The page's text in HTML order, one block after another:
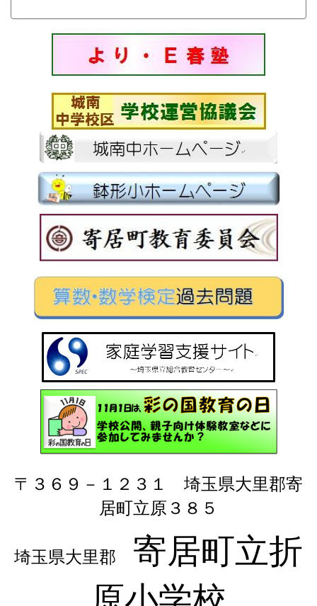
〒３６９－１２３１ 埼玉県大里郡寄
居町立原３８５
埼玉県大里郡
寄居町立折